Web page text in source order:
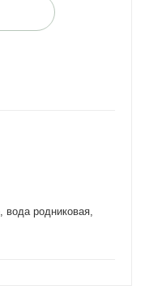
вода родниковая,